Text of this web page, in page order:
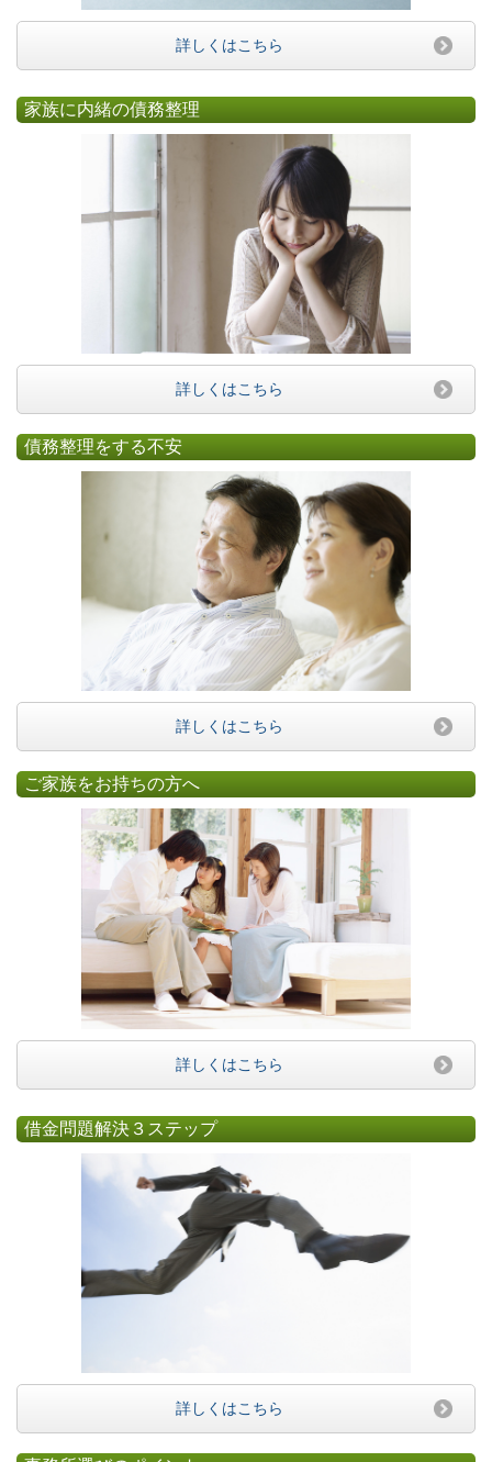
詳しくはこちら
家族に内緒の債務整理
詳しくはこちら
債務整理をする不安
詳しくはこちら
ご家族をお持ちの方へ
詳しくはこちら
借金問題解決３ステップ
詳しくはこちら